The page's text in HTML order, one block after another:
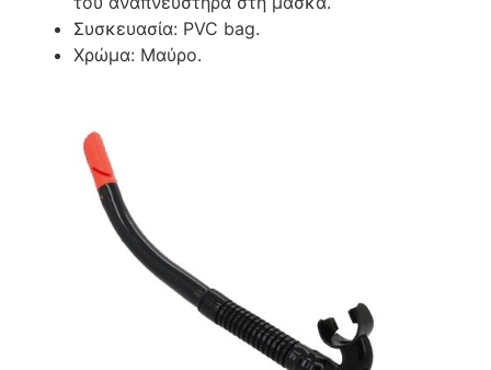
Συσκευασία: PVC bag.
Χρώμα: Μαύρο.